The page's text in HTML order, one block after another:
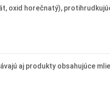
oxid horečnatý),
aj produkty obsahujúce